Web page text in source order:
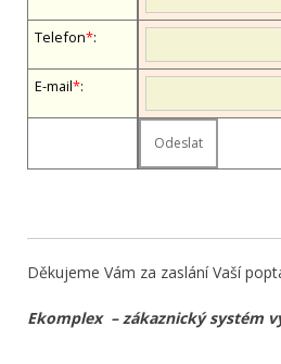
Telefon*:
E-mail*:
Děkujeme Vám za zaslání Vaší
Ekomplex – zákaznický systém